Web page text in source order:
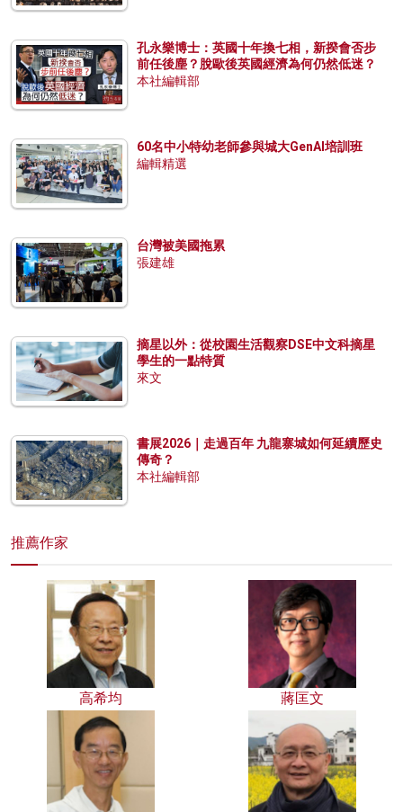
孔永樂博士：英國十年換七相，新揆會否步
前任後塵？脫歐後英國經濟為何仍然低迷？
本社編輯部
60名中小特幼老師參與城大GenAI培訓班
編輯精選
台灣被美國拖累
張建雄
摘星以外：從校園生活觀察DSE中文科摘星
學生的一點特質
來文
書展2026｜走過百年 九龍寨城如何延續歷史
傳奇？
本社編輯部
推薦作家
高希均 蔣匡文